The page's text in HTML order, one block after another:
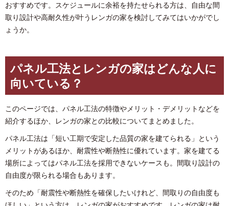
おすすめです。スケジュールに余裕を持たせられる方は、自由な間
取り設計や高耐久性が叶うレンガの家を検討してみてはいかがでし
ょうか。
パネル工法とレンガの家はどんな人に
向いている？
このページでは、パネル工法の特徴やメリット・デメリットなどを
紹介するほか、レンガの家との比較についてまとめました。
パネル工法は「短い工期で安定した品質の家を建てられる」という
メリットがあるほか、耐震性や断熱性に優れています。家を建てる
場所によってはパネル工法を採用できないケースも。間取り設計の
自由度が限られる場合もあります。
そのため「耐震性や断熱性を確保したいけれど、間取りの自由度も